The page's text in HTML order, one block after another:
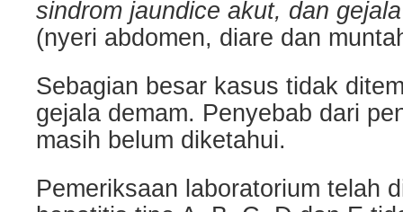
sindrom jaundice akut, dan
(nyeri abdomen, diare dan
Sebagian besar kasus tidak
gejala demam. Penyebab dari
masih belum diketahui.
Pemeriksaan laboratorium telah